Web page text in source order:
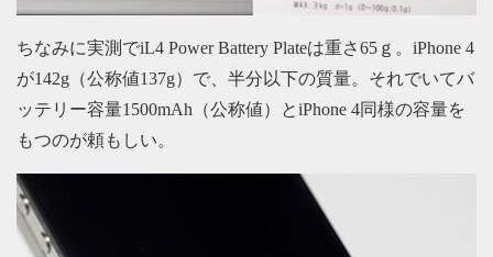
ちなみに実測でiL4 Power Battery Plateは重さ65ｇ。iPhone 4
が142g（公称値137g）で、半分以下の質量。それでいてバ
ッテリー容量1500mAh（公称値）とiPhone 4同様の容量を
もつのが頼もしい。